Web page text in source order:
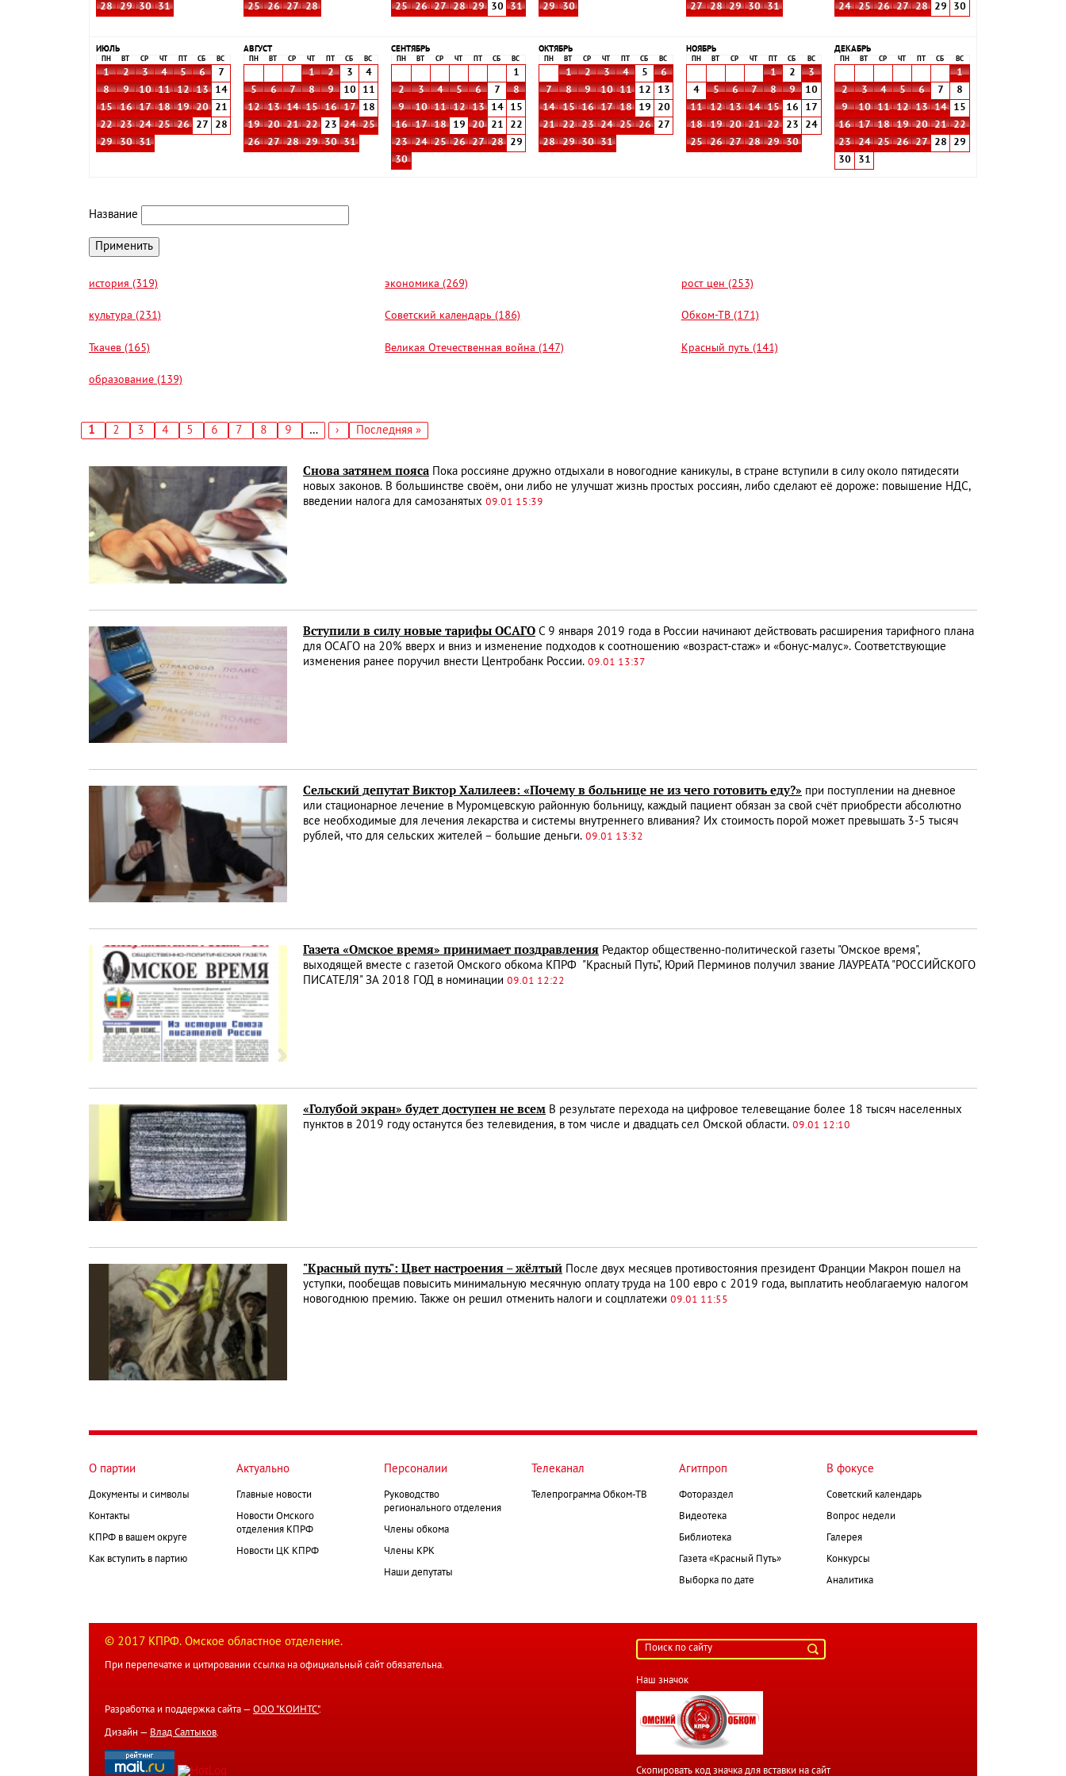
28
29 30 31
25
26 27 28
25
26 27 28 29 30 31
29
30
27
28 29 30 31
24
25 26 27 28 29 30
ИЮЛЬ
ПН ВТ СР ЧТ СБ ВС
1 2 3 4 5 6
7
8
9 10 11 12 13
14
15
16 17 18 19 20
21
22
23 24 25 26 27
28
29
30 31
АВГУСТ
ПН ВТ СР ЧТ СБ ВС
1 2 3
4
5
6 7 8 9 10
11
12
13 14 15 16 17
18
19
20 21 22 23 24
25
26
27 28 29 30 31
СЕНТЯБРЬ
ПН ВТ СР ЧТ СБ ВС
1
2
3 4 5 6 7
8
9
10 11 12 13 14
15
16
17 18 19 20 21
22
23
24 25 26 27 28
29
30
ОКТЯБРЬ
ПН ВТ СР ЧТ СБ ВС
1 2 3 4 5
6
7
8 9 10 11 12
13
14
15 16 17 18 19
20
21
22 23 24 25 26
27
28
29 30 31
НОЯБРЬ
ПН ВТ СР ЧТ СБ ВС
1 2
3
4
5 6 7 8 9
10
11
12 13 14 15 16
17
18
19 20 21 22 23
24
25
26 27 28 29 30
ДЕКАБРЬ
ПН ВТ СР ЧТ СБ ВС
1
2
3 4 5 6 7
8
9
10 11 12 13 14
15
16
17 18 19 20 21
22
23
24 25 26 27 28
29
30
31
Название
история (319) экономика (269) рост цен (253)
культура (231) Советский календарь (186) Обком-ТВ (171)
Ткачев (165) Великая Отечественная война (147) Красный путь (141)
образование (139)
Текущая
1 Страница
2 Страница
3 Страница
4 Страница
5 Страница
6 Страница
7 Страница
8 Страница
9 …
Следующая
›
Последняя
Последняя »
Снова затянем пояса Пока россияне дружно отдыхали в новогодние каникулы, в стране вступили в силу около пятидесяти
новых законов. В большинстве своём, они либо не улучшат жизнь простых россиян, либо сделают её дороже: повышение НДС,
введении налога для самозанятых 09.01 15:39
Вступили в силу новые тарифы ОСАГО С 9 января 2019 года в России начинают действовать расширения тарифного плана
для ОСАГО на 20% вверх и вниз и изменение подходов к соотношению «возраст-стаж» и «бонус-малус». Соответствующие
изменения ранее поручил внести Центробанк России. 09.01 13:37
Сельский депутат Виктор Халилеев: «Почему в больнице не из чего готовить еду?» при поступлении на дневное
или стационарное лечение в Муромцевскую районную больницу, каждый пациент обязан за свой счёт приобрести абсолютно
все необходимые для лечения лекарства и системы внутреннего вливания? Их стоимость порой может превышать 3-5 тысяч
рублей, что для сельских жителей – большие деньги. 09.01 13:32
Газета «Омское время» принимает поздравления Редактор общественно-политической газеты "Омское время",
выходящей вместе с газетой Омского обкома КПРФ "Красный Путь", Юрий Перминов получил звание ЛАУРЕАТА "РОССИЙСКОГО
ПИСАТЕЛЯ" ЗА 2018 ГОД в номинации 09.01 12:22
«Голубой экран» будет доступен не всем В результате перехода на цифровое телевещание более 18 тысяч населенных
пунктов в 2019 году останутся без телевидения, в том числе и двадцать сел Омской области. 09.01 12:10
"Красный путь": Цвет настроения – жёлтый После двух месяцев противостояния президент Франции Макрон пошел на
уступки, пообещав повысить минимальную месячную оплату труда на 100 евро с 2019 года, выплатить необлагаемую налогом
новогоднюю премию. Также он решил отменить налоги и соцплатежи 09.01 11:55
О партии
Документы и символы
Контакты
КПРФ в вашем округе
Как вступить в партию
Актуально
Главные новости
Новости Омского
отделения КПРФ
Новости ЦК КПРФ
Персоналии
Руководство
регионального отделения
Члены обкома
Члены КРК
Наши депутаты
Телеканал
Телепрограмма Обком-ТВ
Агитпроп
Фотораздел
Видеотека
Библиотека
Газета «Красный Путь»
Выборка по дате
В фокусе
Советский календарь
Вопрос недели
Галерея
Конкурсы
Аналитика
© 2017 КПРФ. Омское областное отделение.
При перепечатке и цитировании ссылка на официальный сайт обязательна.
Разработка и поддержка сайта — ООО "КОИНТС".
Дизайн — Влад Салтыков.
Наш значок
Скопировать код значка для вставки на сайт